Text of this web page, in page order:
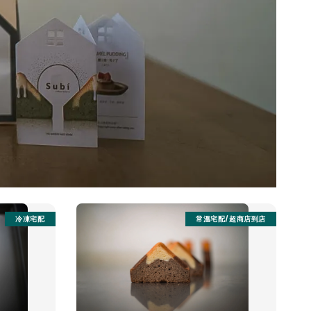
冷凍宅配 常溫宅配/超商店到店